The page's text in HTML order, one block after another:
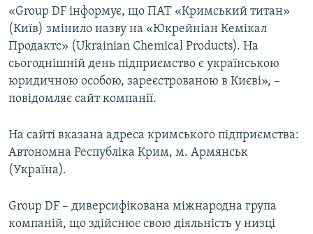
«Group DF інформує, що ПАТ «Кримський титан»
(Київ) змінило назву на «Юкрейніан Кемікал
Продактс» (Ukrainian Chemical Products). На
сьогоднішній день підприємство є українською
юридичною особою, зареєстрованою в Києві», –
повідомляє сайт компанії.
На сайті вказана адреса кримського підприємства:
Автономна Республіка Крим, м. Армянськ
(Україна).
Group DF – диверсифікована міжнародна група
компаній, що здійснює свою діяльність у низці